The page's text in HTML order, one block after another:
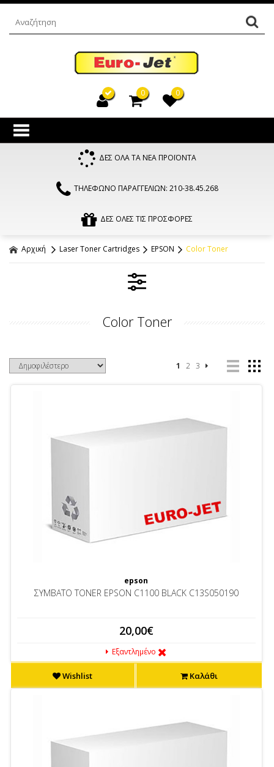
0 0
ΔΕΣ ΟΛΑ ΤΑ ΝΕΑ ΠΡΟΪΟΝΤΑ
ΤΗΛΕΦΩΝΟ ΠΑΡΑΓΓΕΛΙΩΝ: 210-38.45.268
ΔΕΣ ΟΛΕΣ ΤΙΣ ΠΡΟΣΦΟΡΕΣ
Αρχική Laser Toner Cartridges EPSON Color Toner
Color Toner
1 2 3
epson
ΣΥΜΒΑΤΟ TONER EPSON C1100 BLACK C13S050190
20,00€
Εξαντλημένο
Wishlist Καλάθι